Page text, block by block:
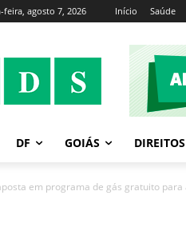
feira, agosto 7, 2026 Início Saúde
DF GOIÁS
em programa de gás gratuito